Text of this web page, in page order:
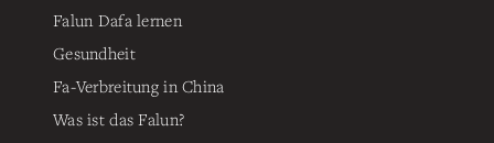
Falun Dafa lernen
Gesundheit
Fa-Verbreitung in China
Was ist das Falun?